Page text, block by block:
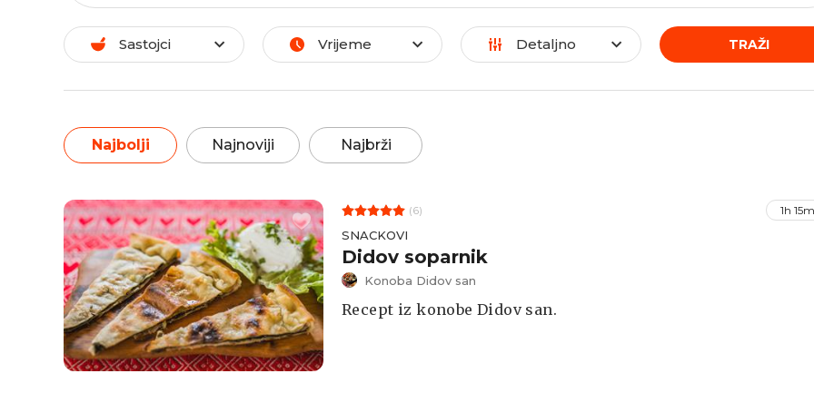
Sastojci Vrijeme Detaljno TRAŽI
Najbolji Najnoviji Najbrži
(6) 1h
SNACKOVI
Didov soparnik
Konoba Didov san
Recept iz konobe Didov san.